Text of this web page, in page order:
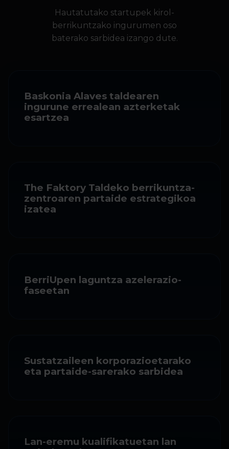
Hautatutako startupek kirol-
berrikuntzako ingurumen oso
baterako sarbidea izango dute.
Baskonia Alaves taldearen
ingurune errealean azterketak
esartzea
The Faktory Taldeko berrikuntza-
zentroaren partaide estrategikoa
izatea
BerriUpen laguntza azelerazio-
faseetan
Sustatzaileen korporazioetarako
eta partaide-sarerako sarbidea
Lan-eremu kualifikatuetan lan